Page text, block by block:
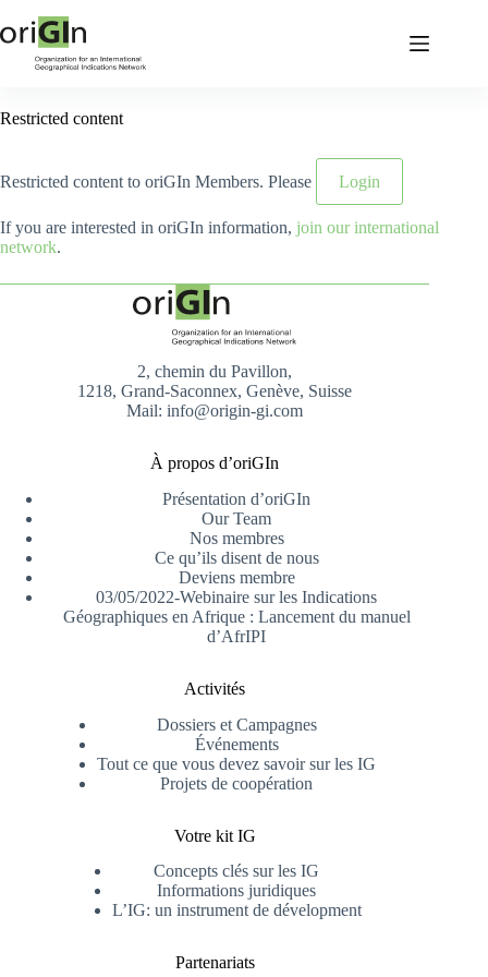
Restricted content
Restricted content to oriGIn Members. Please Login
If you are interested in oriGIn information, join our international
network.
2, chemin du Pavillon,
1218, Grand-Saconnex, Genève, Suisse
Mail: info@origin-gi.com
À propos d’oriGIn
Présentation d’oriGIn
Our Team
Nos membres
Ce qu’ils disent de nous
Deviens membre
03/05/2022-Webinaire sur les Indications
Géographiques en Afrique : Lancement du manuel
d’AfrIPI
Activités
Dossiers et Campagnes
Événements
Tout ce que vous devez savoir sur les IG
Projets de coopération
Votre kit IG
Concepts clés sur les IG
Informations juridiques
L’IG: un instrument de dévelopment
Partenariats